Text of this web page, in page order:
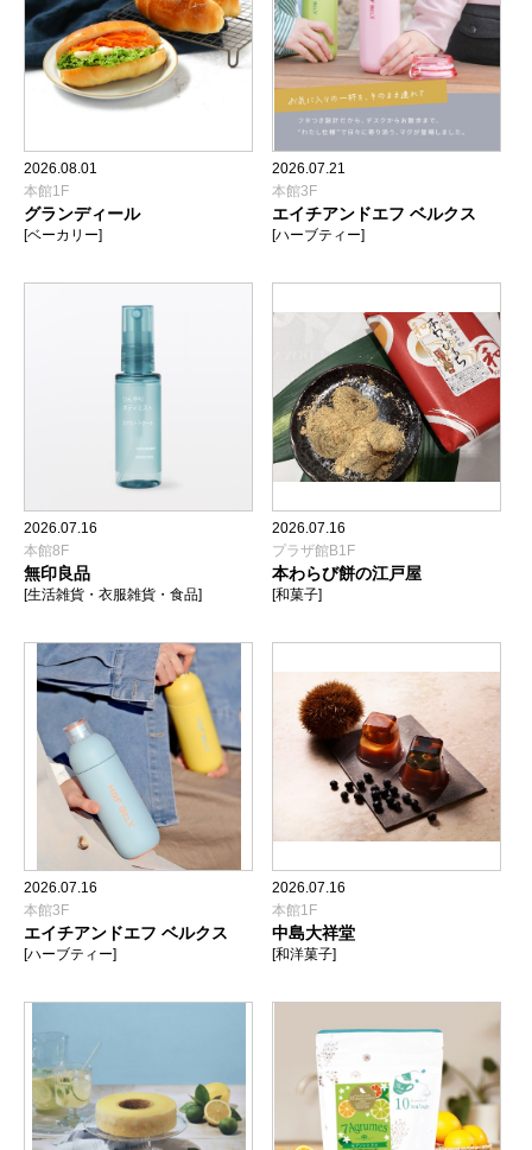
2026.08.01
本館1F
グランディール
[ベーカリー]
2026.07.21
本館3F
エイチアンドエフ ベルクス
[ハーブティー]
2026.07.16
本館8F
無印良品
[生活雑貨・衣服雑貨・食品]
2026.07.16
プラザ館B1F
本わらび餅の江戸屋
[和菓子]
2026.07.16
本館3F
エイチアンドエフ ベルクス
[ハーブティー]
2026.07.16
本館1F
中島大祥堂
[和洋菓子]